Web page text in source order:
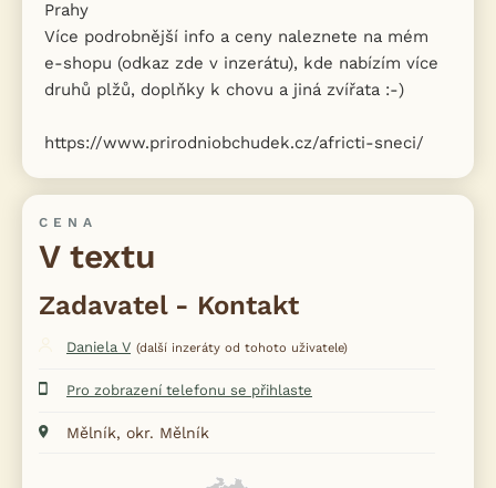
Prahy
Více podrobnější info a ceny naleznete na mém
e-shopu (odkaz zde v inzerátu), kde nabízím více
druhů plžů, doplňky k chovu a jiná zvířata :-)
https://www.prirodniobchudek.cz/africti-sneci/
CENA
V textu
Zadavatel - Kontakt
Daniela V (další inzeráty od tohoto uživatele)
Pro zobrazení telefonu se přihlaste
Mělník, okr. Mělník